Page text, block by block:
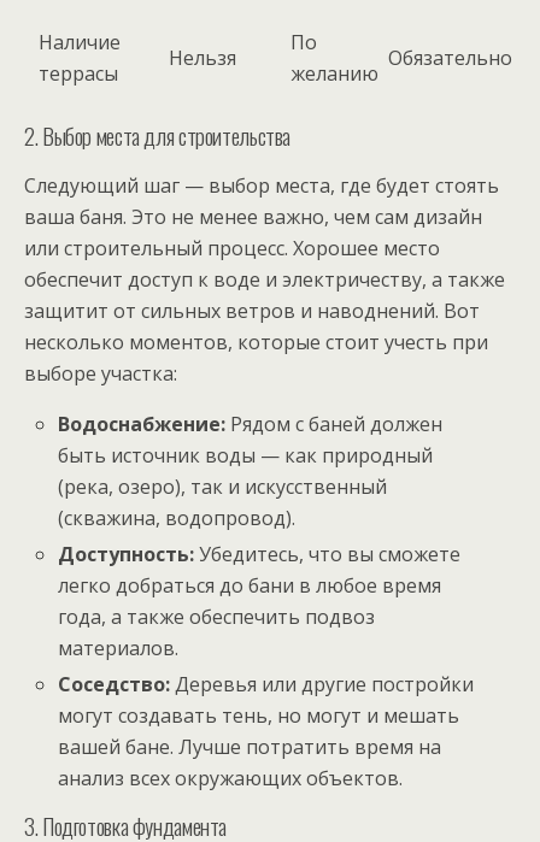
Наличие
террасы
Нельзя
По
желанию
Обязательно
2. Выбор места для строительства
Следующий шаг — выбор места, где будет стоять
ваша баня. Это не менее важно, чем сам дизайн
или строительный процесс. Хорошее место
обеспечит доступ к воде и электричеству, а также
защитит от сильных ветров и наводнений. Вот
несколько моментов, которые стоит учесть при
выборе участка:
Водоснабжение: Рядом с баней должен
быть источник воды — как природный
(река, озеро), так и искусственный
(скважина, водопровод).
Доступность:Убедитесь, что вы сможете
легко добраться до бани в любое время
года, а также обеспечить подвоз
материалов.
Соседство:Деревья или другие постройки
могут создавать тень, но могут и мешать
вашей бане. Лучше потратить время на
анализ всех окружающих объектов.
3. Подготовка фундамента